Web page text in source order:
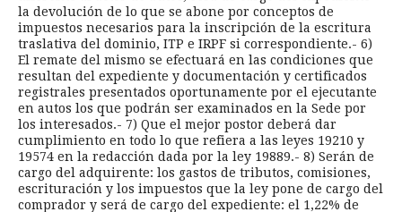
la devolución de lo que se abone por conceptos de
impuestos necesarios para la inscripción de la escritura
traslativa del dominio, ITP e IRPF si correspondiente.- 6)
El remate del mismo se efectuará en las condiciones que
resultan del expediente y documentación y certificados
registrales presentados oportunamente por el ejecutante
en autos los que podrán ser examinados en la Sede por
los interesados.- 7) Que el mejor postor deberá dar
cumplimiento en todo lo que refiera a las leyes 19210 y
19574 en la redacción dada por la ley 19889.- 8) Serán de
cargo del adquirente: los gastos de tributos, comisiones,
escrituración y los impuestos que la ley pone de cargo del
comprador y será de cargo del expediente: el 1,22% de